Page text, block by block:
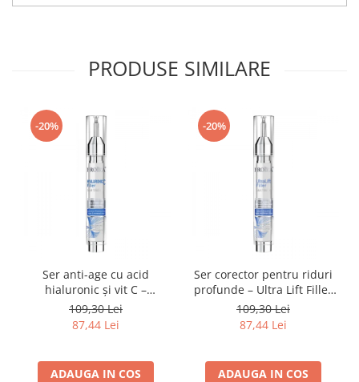
PRODUSE SIMILARE
-20%
Ser anti-age cu acid
hialuronic și vit C –
Hyaluronic C Filler Froika
109,30 Lei
87,44 Lei
ADAUGA IN COS
-20%
Ser corector pentru riduri
profunde – Ultra Lift Filler
Froika
109,30 Lei
87,44 Lei
ADAUGA IN COS